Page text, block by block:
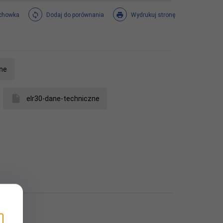
Dodaj do porównania Wydrukuj stronę
elr30-dane-techniczne